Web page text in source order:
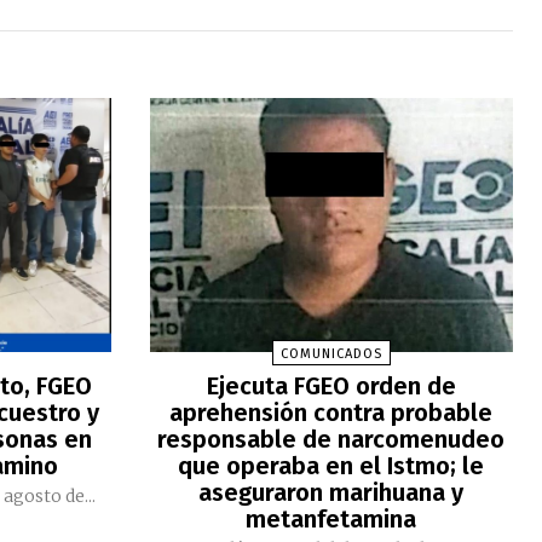
FGEO
y
en
agosto de...
COMUNICADOS
Ejecuta FGEO orden de
aprehensión contra probable
responsable de narcomenudeo
que operaba en el Istmo; le
aseguraron marihuana y
metanfetamina